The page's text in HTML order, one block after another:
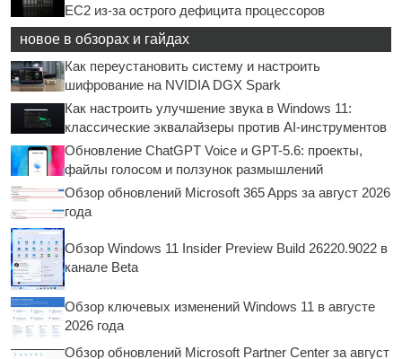
EC2 из-за острого дефицита процессоров
новое в обзорах и гайдах
Как переустановить систему и настроить
шифрование на NVIDIA DGX Spark
Как настроить улучшение звука в Windows 11:
классические эквалайзеры против AI-инструментов
Обновление ChatGPT Voice и GPT-5.6: проекты,
файлы голосом и ползунок размышлений
Обзор обновлений Microsoft 365 Apps за август 2026
года
Обзор Windows 11 Insider Preview Build 26220.9022 в
канале Beta
Обзор ключевых изменений Windows 11 в августе
2026 года
Обзор обновлений Microsoft Partner Center за август